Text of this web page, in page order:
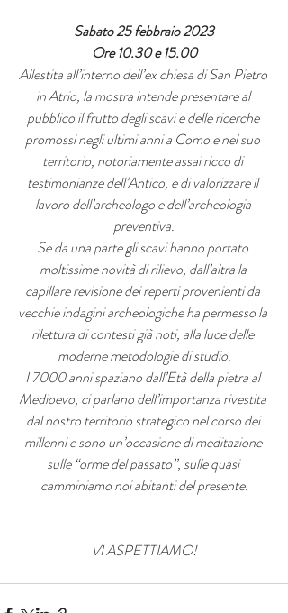
Sabato 25 febbraio 2023
Ore 10.30 e 15.00
Allestita all’interno dell’ex chiesa di San Pietro
in Atrio, la mostra intende presentare al
pubblico il frutto degli scavi e delle ricerche
promossi negli ultimi anni a Como e nel suo
territorio, notoriamente assai ricco di
testimonianze dell’Antico, e di valorizzare il
lavoro dell’archeologo e dell’archeologia
preventiva.
Se da una parte gli scavi hanno portato
moltissime novità di rilievo, dall’altra la
capillare revisione dei reperti provenienti da
vecchie indagini archeologiche ha permesso la
rilettura di contesti già noti, alla luce delle
moderne metodologie di studio.
I 7000 anni spaziano dall’Età della pietra al
Medioevo, ci parlano dell’importanza rivestita
dal nostro territorio strategico nel corso dei
millenni e sono un’occasione di meditazione
sulle “orme del passato”, sulle quasi
camminiamo noi abitanti del presente.
VI ASPETTIAMO!